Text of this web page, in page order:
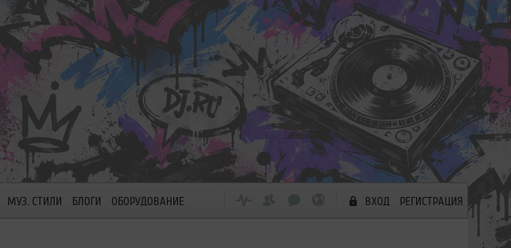
МУЗ. СТИЛИ БЛОГИ ОБОРУДОВАНИЕ ВХОД РЕГИСТРАЦИЯ